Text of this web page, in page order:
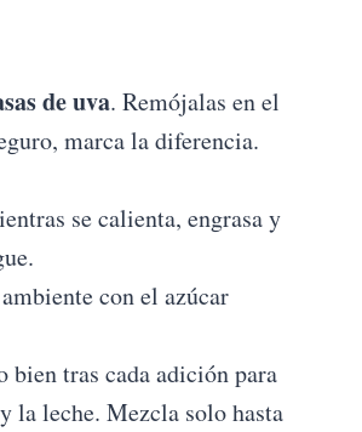
de uva. Remójalas en el
marca la diferencia.
se calienta, engrasa y
con el azúcar
bien tras cada adición para
la leche. Mezcla solo hasta